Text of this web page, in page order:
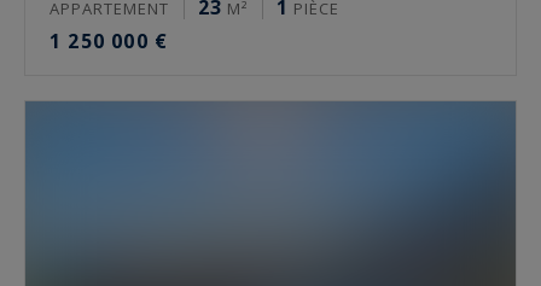
APPARTEMENT 23 M² 1 PIÈCE
1 250 000 €